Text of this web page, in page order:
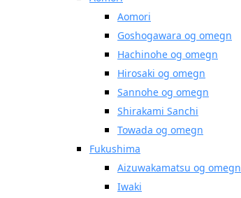
Aomori
Goshogawara og omegn
Hachinohe og omegn
Hirosaki og omegn
Sannohe og omegn
Shirakami Sanchi
Towada og omegn
Fukushima
Aizuwakamatsu og omegn
Iwaki